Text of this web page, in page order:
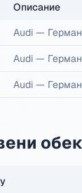
Описание
Audi —
Audi —
Audi —